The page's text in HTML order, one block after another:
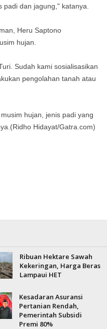
dan jagung," katanya.
Heru Saptono
hujan.
Sudah kami sosialisasikan
pengolahan tanah atau
hujan, jenis padi yang
Hidayat/Gatra.com)
Ribuan Hektare Sawah
Kekeringan, Harga Beras
Lampaui HET
Kesadaran Asuransi
Pertanian Rendah,
Pemerintah Subsidi
Premi 80%